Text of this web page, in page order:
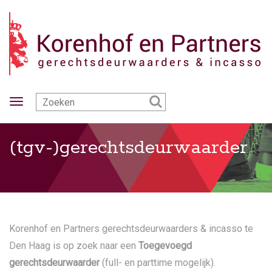
Toggle
navigation
(tgv-)gerechtsdeurwaarder
Korenhof en Partners gerechtsdeurwaarders & incasso te
Den Haag is op zoek naar een Toegevoegd
gerechtsdeurwaarder(full- en parttime mogelijk).